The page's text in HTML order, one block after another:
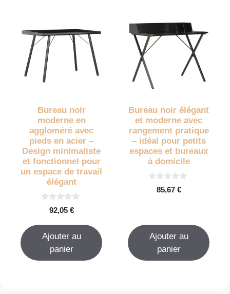
Bureau noir
moderne en
aggloméré avec
pieds en acier –
Design minimaliste
et fonctionnel pour
un espace de travail
élégant
5
92,05 €
Ajouter au
panier
Bureau noir élégant
et moderne avec
rangement pratique
– idéal pour petits
espaces et bureaux
à domicile
85,67 €
Ajouter au
panier